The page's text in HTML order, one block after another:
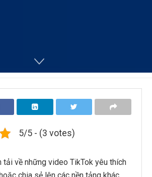
5/5 - (3 votes)
tải về những video TikTok yêu thích